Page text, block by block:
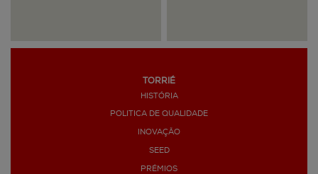
TORRIÉ
HISTÓRIA
POLITICA DE QUALIDADE
INOVAÇÃO
SEED
PRÉMIOS